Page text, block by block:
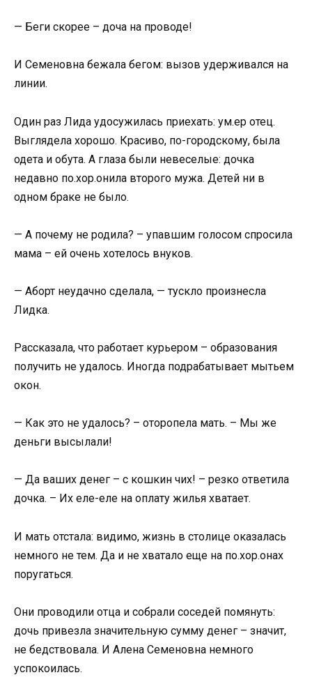
— Беги скорее – доча на проводе!
И Семеновна бежала бегом: вызов удерживался на
линии.
Один раз Лида удосужилась приехать: ум.ер отец.
Выглядела хорошо. Красиво, по-городскому, была
одета и обута. А глаза были невеселые: дочка
недавно по.хор.онила второго мужа. Детей ни в
одном браке не было.
— А почему не родила? – упавшим голосом спросила
мама – ей очень хотелось внуков.
— Аборт неудачно сделала, — тускло произнесла
Лидка.
Рассказала, что работает курьером – образования
получить не удалось. Иногда подрабатывает мытьем
окон.
— Как это не удалось? – оторопела мать. – Мы же
деньги высылали!
— Да ваших денег – с кошкин чих! – резко ответила
дочка. – Их еле-еле на оплату жилья хватает.
И мать отстала: видимо, жизнь в столице оказалась
немного не тем. Да и не хватало еще на по.хор.онах
поругаться.
Они проводили отца и собрали соседей помянуть:
дочь привезла значительную сумму денег – значит,
не бедствовала. И Алена Семеновна немного
успокоилась.